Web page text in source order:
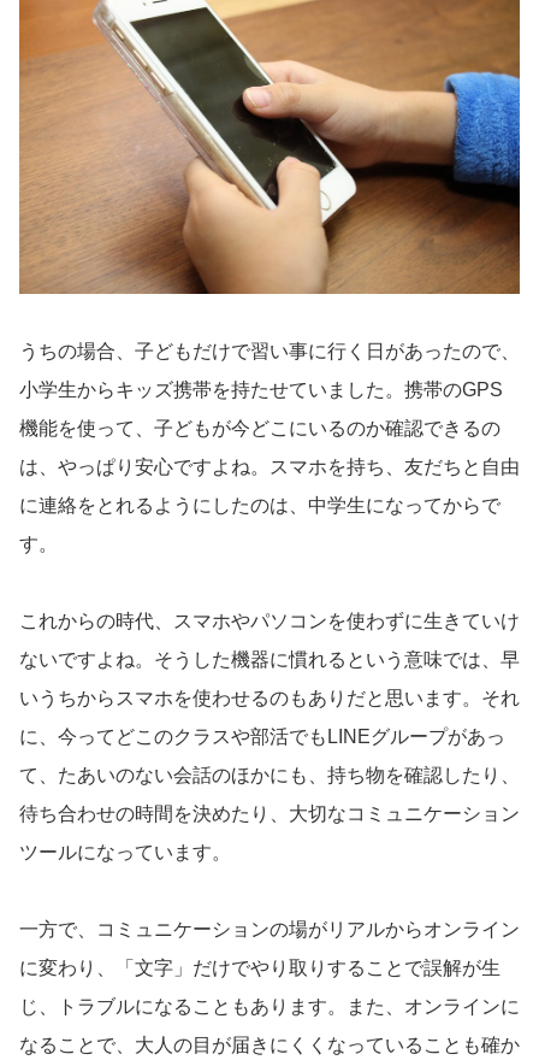
うちの場合、子どもだけで習い事に行く日があったので、
小学生からキッズ携帯を持たせていました。携帯のGPS
機能を使って、子どもが今どこにいるのか確認できるの
は、やっぱり安心ですよね。スマホを持ち、友だちと自由
に連絡をとれるようにしたのは、中学生になってからで
す。
これからの時代、スマホやパソコンを使わずに生きていけ
ないですよね。そうした機器に慣れるという意味では、早
いうちからスマホを使わせるのもありだと思います。それ
に、今ってどこのクラスや部活でもLINEグループがあっ
て、たあいのない会話のほかにも、持ち物を確認したり、
待ち合わせの時間を決めたり、大切なコミュニケーション
ツールになっています。
一方で、コミュニケーションの場がリアルからオンライン
に変わり、「文字」だけでやり取りすることで誤解が生
じ、トラブルになることもあります。また、オンラインに
なることで、大人の目が届きにくくなっていることも確か